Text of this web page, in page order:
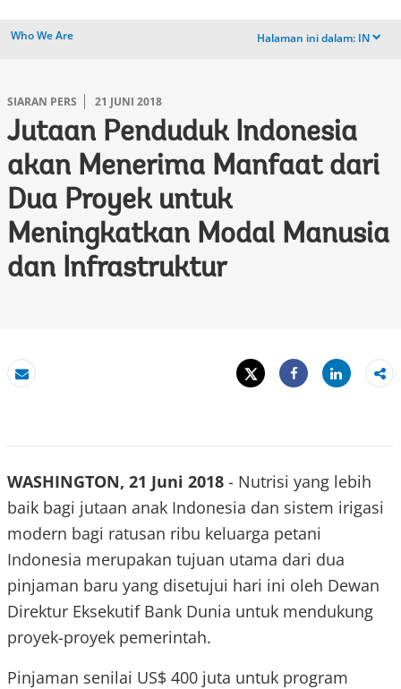
Who We Are Halaman ini dalam: IN dropdown
SIARAN PERS 21 JUNI 2018
Jutaan Penduduk Indonesia
akan Menerima Manfaat dari
Dua Proyek untuk
Meningkatkan Modal Manusia
dan Infrastruktur
Email
Tweet
Share
Share
WASHINGTON, 21 Juni 2018 - Nutrisi yang lebih
baik bagi jutaan anak Indonesia dan sistem irigasi
modern bagi ratusan ribu keluarga petani
Indonesia merupakan tujuan utama dari dua
pinjaman baru yang disetujui hari ini oleh Dewan
Direktur Eksekutif Bank Dunia untuk mendukung
proyek-proyek pemerintah.
Pinjaman senilai US$ 400 juta untuk program